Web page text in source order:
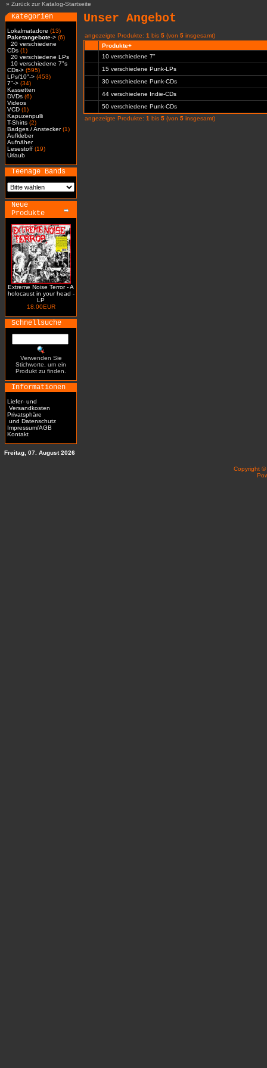
» Zurück zur Katalog-Startseite
Kategorien
Lokalmatadore (13)
Paketangebote-> (6)
20 verschiedene
CDs (1)
20 verschiedene LPs
10 verschiedene 7"s
CDs-> (595)
LPs/10"-> (453)
7"-> (34)
Kassetten
DVDs (6)
Videos
VCD (1)
Kapuzenpulli
T-Shirts (2)
Badges / Anstecker(1)
Aufkleber
Aufnäher
Lesestoff (19)
Urlaub
Teenage Bands
Neue
Produkte
Extreme Noise Terror - A
holocaust in your head -
LP
18.00EUR
Schnellsuche
Verwenden Sie
Stichworte, um ein
Produkt zu finden.
Informationen
Liefer- und
Versandkosten
Privatsphäre
und Datenschutz
Impressum/AGB
Kontakt
Unser Angebot
angezeigte Produkte: 1 bis 5 (von 5 insgesamt)
Produkte+
10 verschiedene 7"
15 verschiedene Punk-LPs
30 verschiedene Punk-CDs
44 verschiedene Indie-CDs
50 verschiedene Punk-CDs
angezeigte Produkte: 1 bis 5 (von 5 insgesamt)
Freitag, 07. August 2026
Copyright